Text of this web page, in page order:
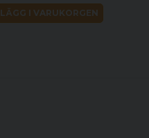
LÄGG I VARUKORGEN